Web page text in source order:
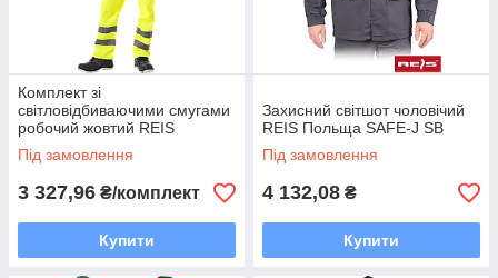
Комплект зі
світловідбиваючими смугами
робочий жовтий REIS
Польща (робоча сигнальна
одяг) UL Y
Під замовлення
3 327,96 ₴/комплект
Купити
Захисний світшот чоловічий
REIS Польща SAFE-J SB
Під замовлення
4 132,08 ₴
Купити